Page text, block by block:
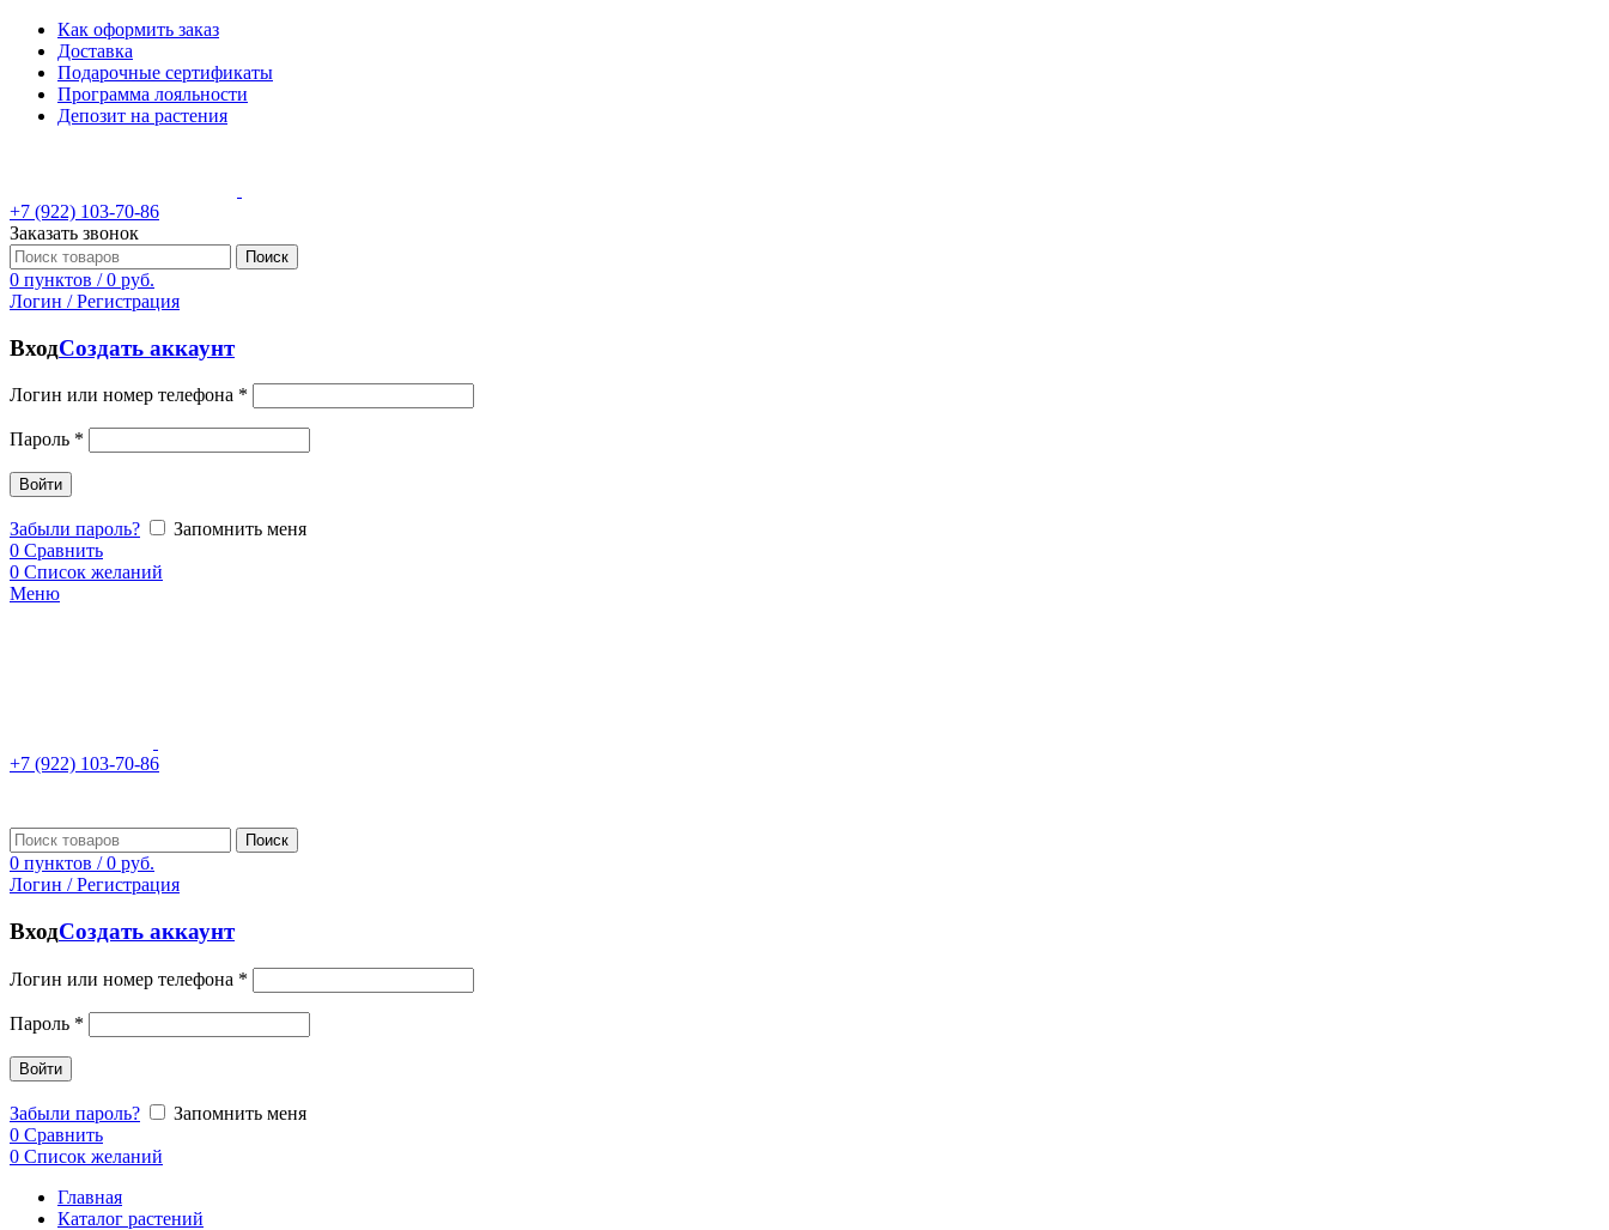
Как оформить заказ
Доставка
Подарочные сертификаты
Программа лояльности
Депозит на растения
+7 (922) 103-70-86
Заказать звонок
Поиск
0 пунктов / 0 руб.
Логин / Регистрация
ВходСоздать аккаунт
Логин или номер телефона *
Пароль *
Войти
Забыли пароль?
Запомнить меня
0 Сравнить
0 Список желаний
Меню
+7 (922) 103-70-86
Поиск
0 пунктов / 0 руб.
Логин / Регистрация
ВходСоздать аккаунт
Логин или номер телефона *
Пароль *
Войти
Забыли пароль?
Запомнить меня
0 Сравнить
0 Список желаний
Главная
Каталог растений